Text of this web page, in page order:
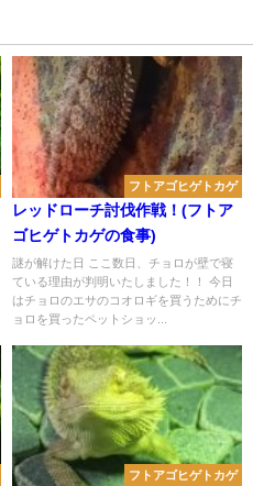
フトアゴヒゲトカゲ
レッドローチ討伐作戦！(フトア
ゴヒゲトカゲの食事)
謎が解けた日 ここ数日、チョロが壁で寝
ている理由が判明いたしました！！ 今日
はチョロのエサのコオロギを買うためにチ
ョロを買ったペットショッ...
フトアゴヒゲトカゲ